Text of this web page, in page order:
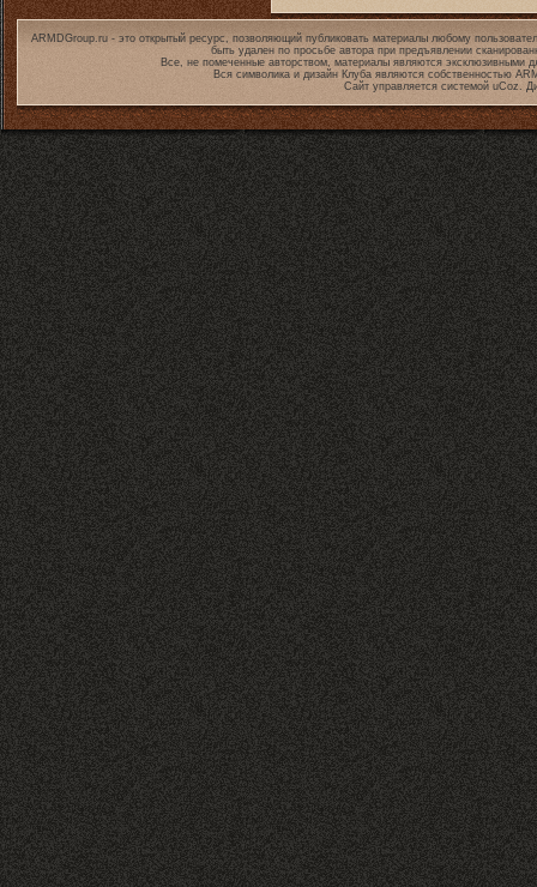
ARMDGroup.ru - это открытый ресурс, позволяющий публиковать материалы любому
быть удален по просьбе автора при предъявлении
Все, не помеченные авторством, материалы являются эксклюзивными
Вся символика и дизайн Клуба являются собственностью
Сайт управляется системой uCoz.